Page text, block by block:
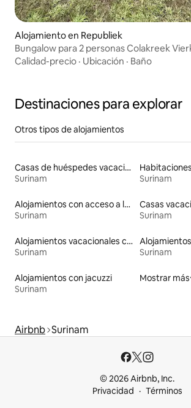
Alojamiento en Republiek
Bungalow para 2 personas Colakreek
Calidad-precio · Ubicación · Baño
Destinaciones para explorar
Otros tipos de alojamientos
Casas de huéspedes vacacionales
Surinam
Surinam
Alojamientos con acceso a la playa
Surinam
Casas
Surinam
Alojamientos vacacionales con piscina
Surinam
Surinam
Alojamientos con jacuzzi
Surinam
Mostrar más
Airbnb Surinam
© 2026 Airbnb, Inc.
Privacidad
Términos